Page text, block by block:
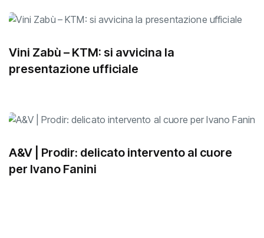
Vini Zabù – KTM: si avvicina la
presentazione ufficiale
A&V | Prodir: delicato intervento al cuore
per Ivano Fanini